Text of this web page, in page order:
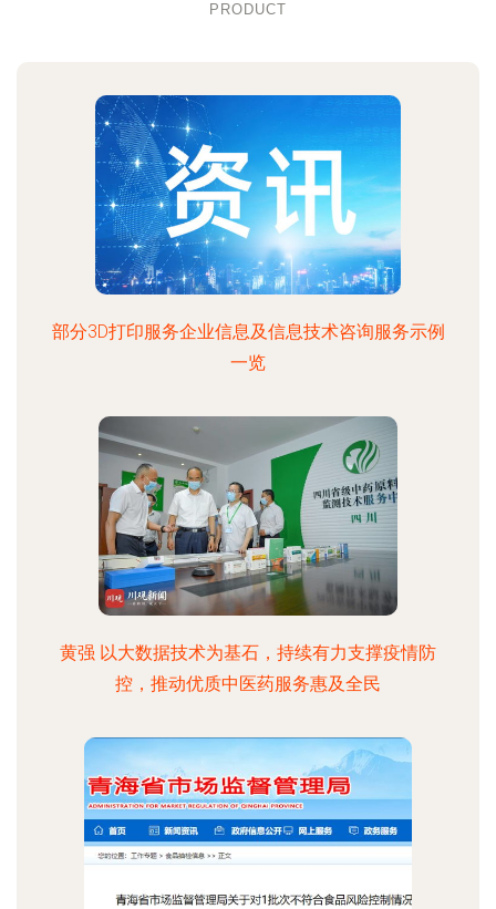
PRODUCT
部分3D打印服务企业信息及信息技术咨询服务示例
一览
黄强 以大数据技术为基石，持续有力支撑疫情防
控，推动优质中医药服务惠及全民